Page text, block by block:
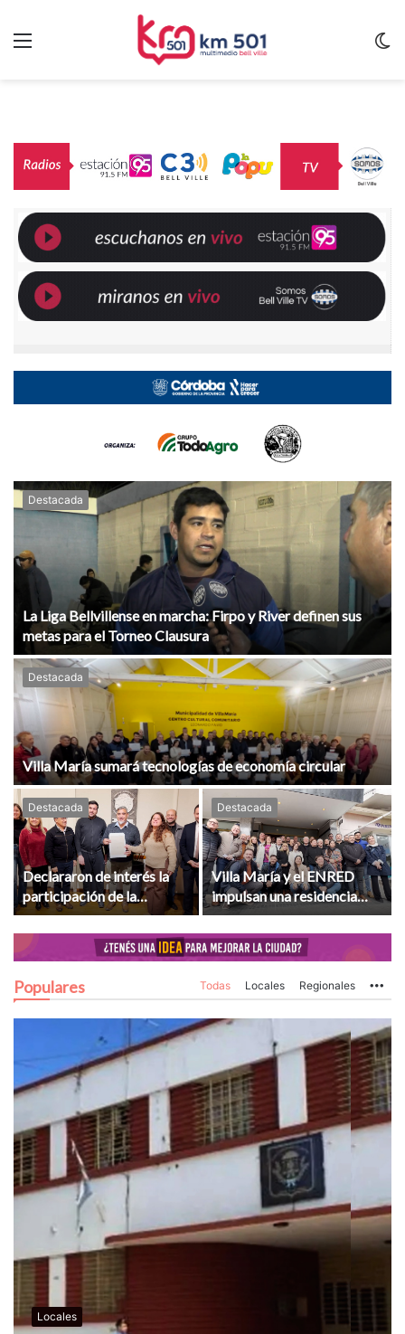
Destacada
La Liga Bellvillense en marcha: Firpo y River definen sus
metas para el Torneo Clausura
Destacada
Villa María sumará tecnologías de economía circular
Destacada
Declararon de interés la
participación de la
delegación folklórica
regional en el Festival de
Arequipa
Destacada
Villa María y el ENRED
impulsan una residencia
universitaria para jóvenes
de la región
Populares Todas Locales Regionales
Locales